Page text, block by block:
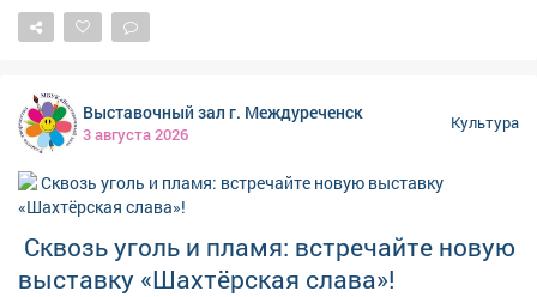
Выставочный зал г. Междуреченск
3 августа 2026
Культура
️ Сквозь уголь и пламя: встречайте новую
выставку «Шахтёрская слава»!